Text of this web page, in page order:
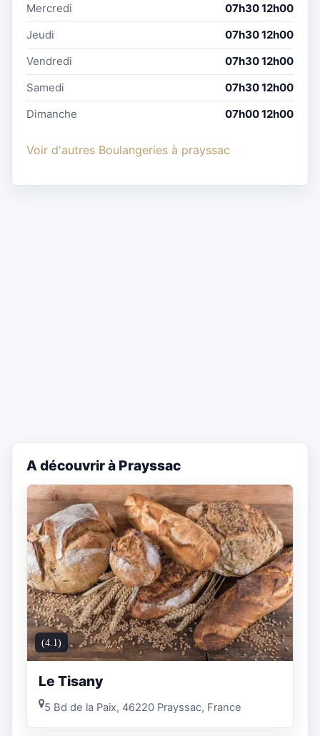
Mercredi
07h30 12h00
Jeudi
07h30 12h00
Vendredi
07h30 12h00
Samedi
07h30 12h00
Dimanche
07h00 12h00
Voir d'autres Boulangeries à prayssac
A découvrir à Prayssac
(4.1)
Le Tisany
5 Bd de la Paix, 46220 Prayssac, France